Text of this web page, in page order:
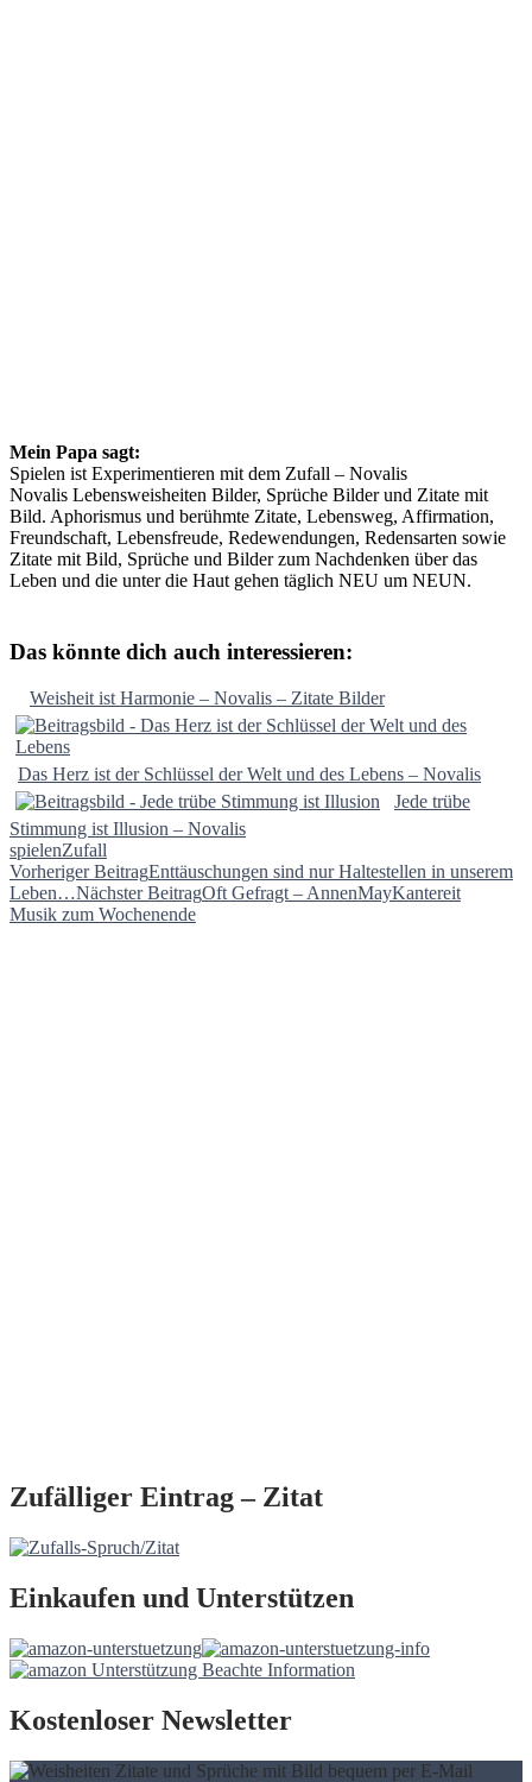
Mein Papa sagt:
Spielen ist Experimentieren mit dem Zufall – Novalis
Novalis Lebensweisheiten Bilder, Sprüche Bilder und Zitate mit
Bild. Aphorismus und berühmte Zitate, Lebensweg, Affirmation,
Freundschaft, Lebensfreude, Redewendungen, Redensarten sowie
Zitate mit Bild, Sprüche und Bilder zum Nachdenken über das
Leben und die unter die Haut gehen täglich NEU um NEUN.
Das könnte dich auch interessieren:
Weisheit ist Harmonie – Novalis – Zitate Bilder
Das Herz ist der Schlüssel der Welt und des Lebens – Novalis
Jede trübe
Stimmung ist Illusion – Novalis
spielenZufall
Beitragsnavigation
Vorheriger BeitragEnttäuschungen sind nur Haltestellen in unserem
Leben…Nächster BeitragOft Gefragt – AnnenMayKantereit
Musik zum Wochenende
Zufälliger Eintrag – Zitat
Einkaufen und Unterstützen
Kostenloser Newsletter